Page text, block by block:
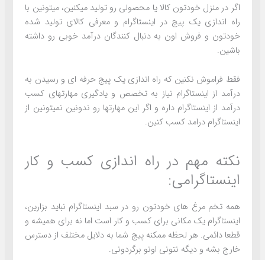
اگر در منزل خودتون کالا یا محصولی رو تولید میکنین، میتونین با
راه اندازی یک پیج در اینستاگرام و معرفی کالای تولید شده
خودتون و فروش اون به دنبال کنندگان درآمد خوبی رو داشته
باشین.
فقط فراموش نکنین که راه اندازی یک پیج حرفه ای و رسیدن به
درآمد از اینستاگرام نیاز به تخصص و یادگیری مهارتهای کسب
درآمد از اینستاگرام داره و اگر این مهارتها رو ندونین نمیتونین از
اینستاگرام درامد کسب کنین.
نکته مهم در راه اندازی کسب و کار
اینستاگرامی:
همه تخم مرغ های خودتون رو در سبد اینستاگرام نباید بزارین،
اینستاگرام یک مکانی برای کسب و کار است اما نه برای همیشه و
قطعا دائمی. هر لحظه ممکنه پیج شما به دلایل مختلف از دسترس
خارج بشه و دیگه نتونی اونو برگردونی.